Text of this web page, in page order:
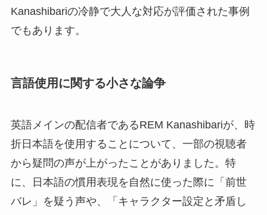
Kanashibariの冷静で大人な対応が評価された事例
でもあります。
言語使用に関する小さな論争
英語メインの配信者であるREM Kanashibariが、時
折日本語を使用することについて、一部の視聴者
から疑問の声が上がったことがありました。特
に、日本語の慣用表現を自然に使った際に「前世
バレ」を疑う声や、「キャラクター設定と矛盾し